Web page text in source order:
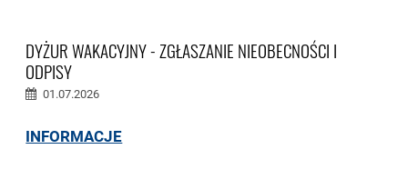
DYŻUR WAKACYJNY - ZGŁASZANIE NIEOBECNOŚCI I
ODPISY
01.07.2026
INFORMACJE